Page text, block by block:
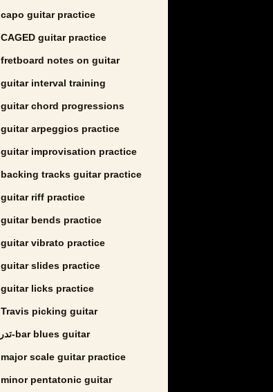
تدريب capo guitar practice
تدريب CAGED guitar practice
تدريب fretboard notes on guitar
تدريب guitar interval training
تدريب guitar chord progressions
تدريب guitar arpeggios practice
تدريب guitar improvisation practice
تدريب backing tracks guitar practice
تدريب guitar riff practice
تدريب guitar bends practice
تدريب guitar vibrato practice
تدريب guitar slides practice
تدريب guitar licks practice
تدريب Travis picking guitar
تدريب 12-bar blues guitar
تدريب major scale guitar practice
تدريب minor pentatonic guitar